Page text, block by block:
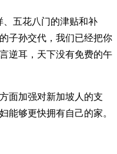
、五花八门的津贴和补
子孙交代，我们已经把你
逆耳，天下没有免费的午
面加强对新加坡人的支
能够更快拥有自己的家。